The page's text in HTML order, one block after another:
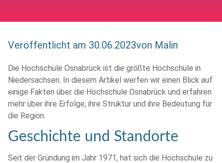
Veröffentlicht am 30.06.2023von Malin
Die Hochschule Osnabrück ist die größte Hochschule in
Niedersachsen. In diesem Artikel werfen wir einen Blick auf
einige Fakten über die Hochschule Osnabrück und erfahren
mehr über ihre Erfolge, ihre Struktur und ihre Bedeutung für
die Region.
Geschichte und Standorte
Seit der Gründung im Jahr 1971, hat sich die Hochschule zu